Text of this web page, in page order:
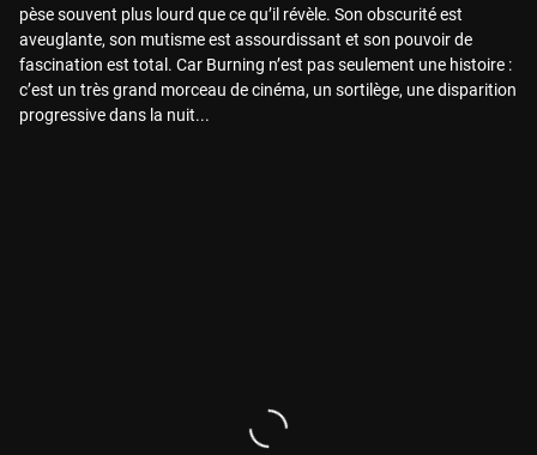
pèse souvent plus lourd que ce qu’il révèle. Son obscurité est
aveuglante, son mutisme est assourdissant et son pouvoir de
fascination est total. Car Burning n’est pas seulement une histoire :
c’est un très grand morceau de cinéma, un sortilège, une disparition
progressive dans la nuit...